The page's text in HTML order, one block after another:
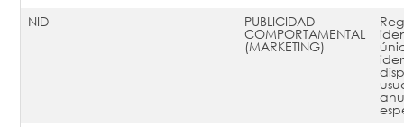
NID
PUBLICIDAD
COMPORTAMENTAL
(MARKETING)